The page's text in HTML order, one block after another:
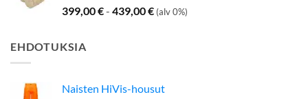
399,00€- 439,00€ (alv 0%)
EHDOTUKSIA
Naisten HiVis-housut